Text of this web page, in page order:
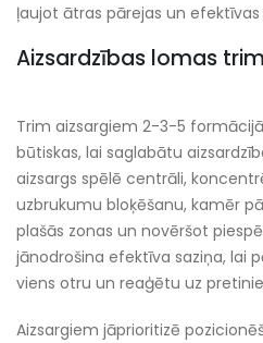
ļaujot ātras pārejas un
Aizsardzības lomas
Trim aizsargiem 2-3-5
būtiskas, lai saglabātu
aizsargs spēlē centrāli,
uzbrukumu bloķēšanu, kamēr
plašās zonas un novēršot
jānodrošina efektīva saziņa, lai
viens otru un reaģētu uz
Aizsargiem jāprioritizē